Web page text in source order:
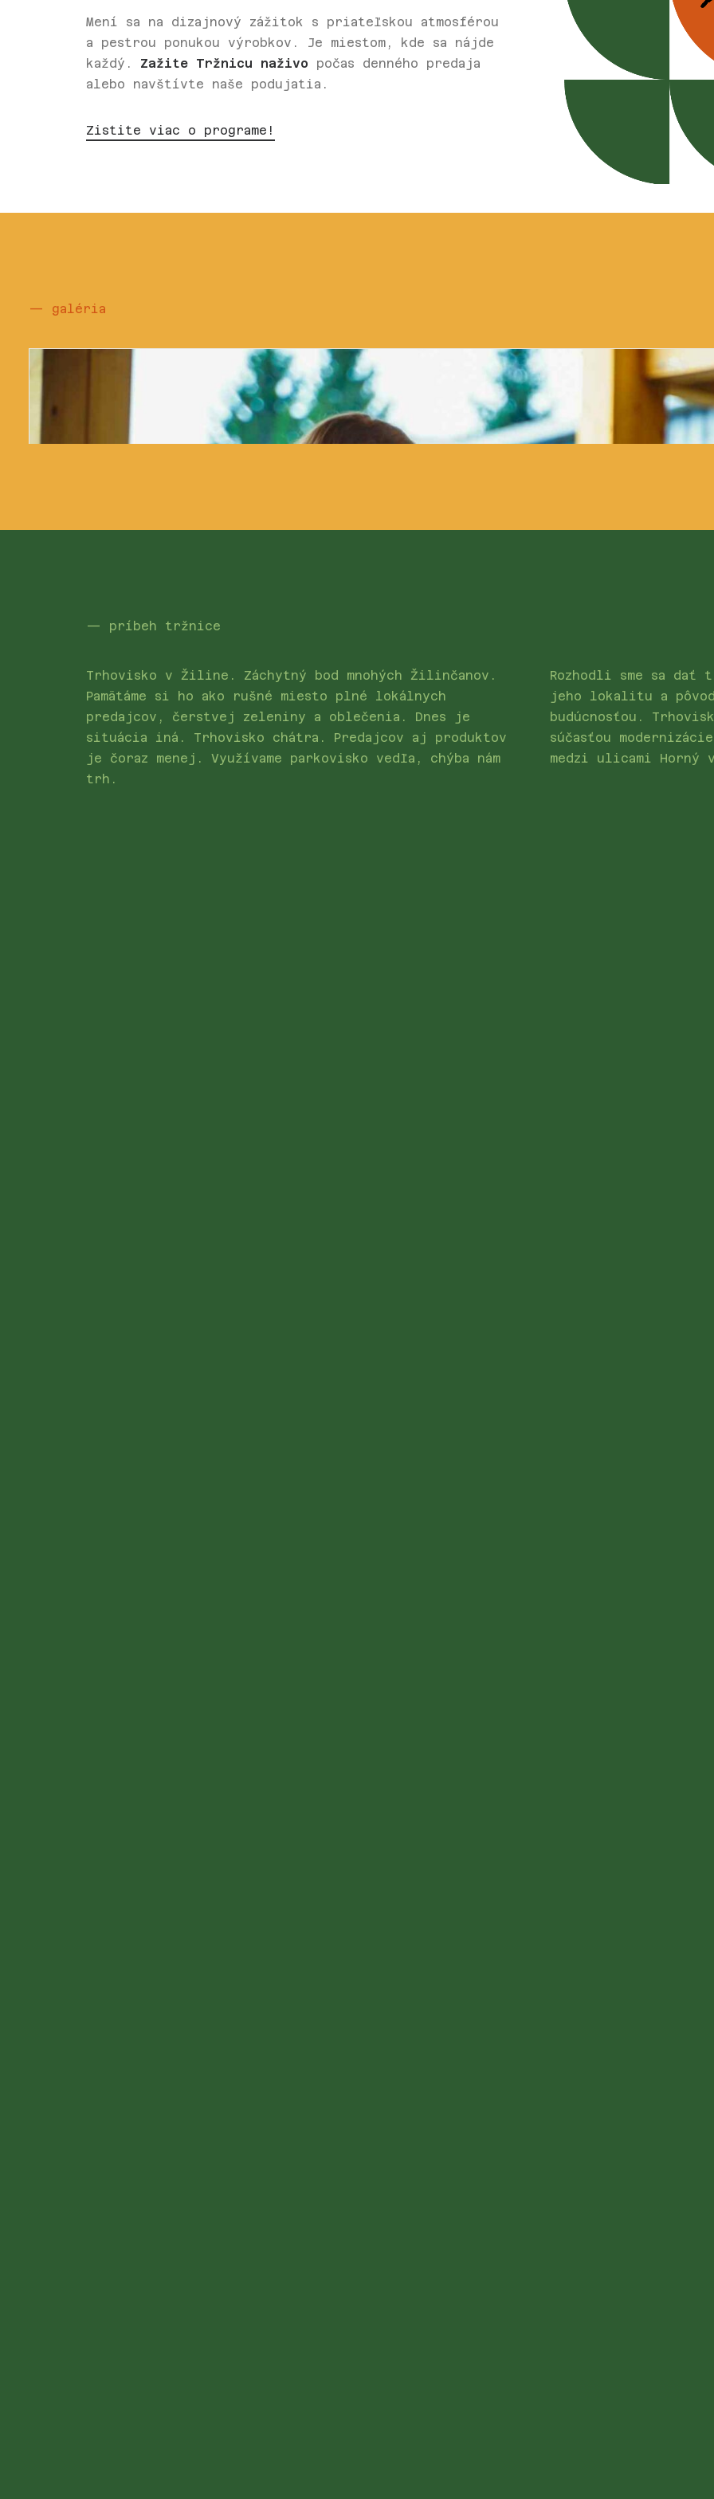
Mení sa na dizajnový zážitok s priateľskou atmosférou
a pestrou ponukou výrobkov. Je miestom, kde sa nájde
každý. Zažite Tržnicu naživo počas denného predaja
alebo navštívte naše podujatia.
Zistite viac o programe!
— galéria
— príbeh tržnice
Trhovisko v Žiline. Záchytný bod mnohých Žilinčanov.
Pamätáme si ho ako rušné miesto plné lokálnych
predajcov, čerstvej zeleniny a oblečenia. Dnes je
situácia iná. Trhovisko chátra. Predajcov aj produktov
je čoraz menej. Využívame parkovisko vedľa, chýba nám
trh.
Rozhodli sme sa dať
jeho lokalitu a
budúcnosťou.
súčasťou
medzi ulicami Horný